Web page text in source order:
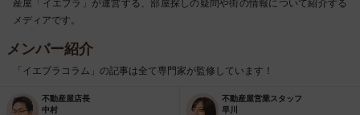
産屋「イエプラ」が運営する、部屋探しの疑問や街の情報について紹介する
メディアです。
メンバー紹介
「イエプラコラム」の記事は全て専門家が監修しています！
不動産屋店長
中村
不動産屋営業スタッフ
早川